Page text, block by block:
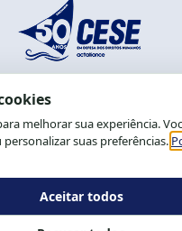
End.: R. da Graça, 150. Graça
CEP: 40.150-055
Salvador-BA, Brasil.
5457, Cel.: (71) 9 9239-2104
8h às 12h e 13 às 17h.